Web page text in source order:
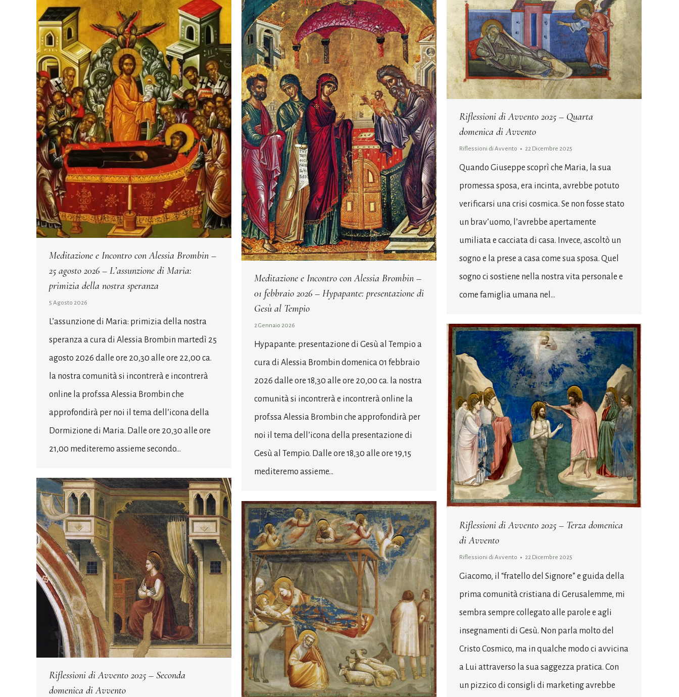
Meditazione e Incontro con Alessia Brombin –
25 agosto 2026 – L’assunzione di Maria:
primizia della nostra speranza
5 Agosto 2026
L’assunzione di Maria: primizia della nostra
speranza a cura di Alessia Brombin martedì 25
agosto 2026 dalle ore 20,30 alle ore 22,00 ca.
la nostra comunità si incontrerà e incontrerà
online la prof.ssa Alessia Brombin che
approfondirà per noi il tema dell’icona della
Dormizione di Maria. Dalle ore 20,30 alle ore
21,00 mediteremo assieme secondo…
Meditazione e Incontro con Alessia Brombin –
01 febbraio 2026 – Hypapante: presentazione di
Gesù al Tempio
2 Gennaio 2026
Hypapante: presentazione di Gesù al Tempio a
cura di Alessia Brombin domenica 01 febbraio
2026 dalle ore 18,30 alle ore 20,00 ca. la nostra
comunità si incontrerà e incontrerà online la
prof.ssa Alessia Brombin che approfondirà per
noi il tema dell’icona della presentazione di
Gesù al Tempio. Dalle ore 18,30 alle ore 19,15
mediteremo assieme…
Riflessioni di Avvento 2025 – Quarta
domenica di Avvento
Riflessioni di Avvento 22 Dicembre 2025
Quando Giuseppe scoprì che Maria, la sua
promessa sposa, era incinta, avrebbe potuto
verificarsi una crisi cosmica. Se non fosse stato
un brav’uomo, l’avrebbe apertamente
umiliata e cacciata di casa. Invece, ascoltò un
sogno e la prese a casa come sua sposa. Quel
sogno ci sostiene nella nostra vita personale e
come famiglia umana nel…
Riflessioni di Avvento 2025 – Terza domenica
di Avvento
Riflessioni di Avvento 22 Dicembre 2025
Giacomo, il “fratello del Signore” e guida della
prima comunità cristiana di Gerusalemme, mi
sembra sempre collegato alle parole e agli
insegnamenti di Gesù. Non parla molto del
Cristo Cosmico, ma in qualche modo ci avvicina
a Lui attraverso la sua saggezza pratica. Con
un pizzico di consigli di marketing avrebbe
Riflessioni di Avvento 2025 – Seconda
domenica di Avvento